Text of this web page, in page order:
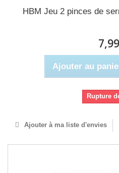
HBM Jeu 2 pinces de
Ajouter au
Rupture
Ajouter à ma liste d'envies